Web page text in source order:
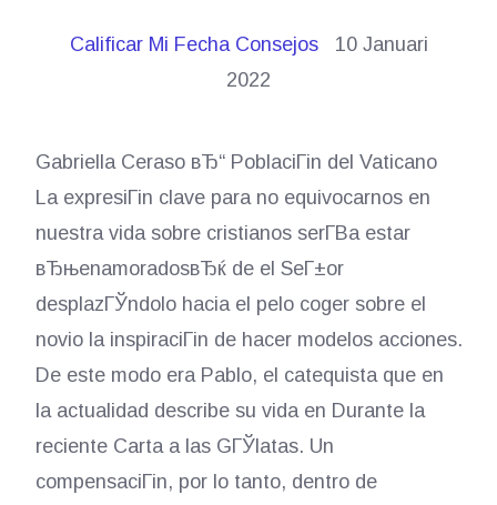
Calificar Mi Fecha Consejos
10 Januari
2022
Gabriella Ceraso вЂ“ PoblaciГіn del Vaticano
La expresiГіn clave para no equivocarnos en
nuestra vida sobre cristianos serГ­В­a estar
вЂњenamoradosвЂќ de el SeГ±or
desplazГЎndolo hacia el pelo coger sobre el
novio la inspiraciГіn de hacer modelos acciones.
De este modo era Pablo, el catequista que en
la actualidad describe su vida en Durante la
reciente Carta a las GГЎlatas. Un
compensaciГіn, por lo tanto, dentro de